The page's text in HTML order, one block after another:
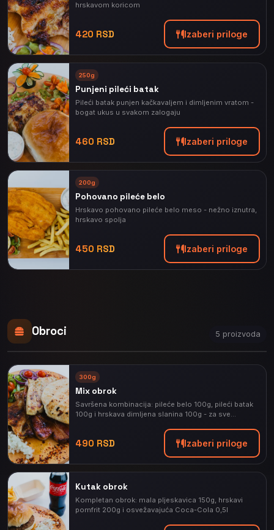
hrskavom koricom
420 RSD Izaberi priloge
250g
Punjeni pileći batak
Pileći batak punjen kačkavaljem i dimljenim vratom -
bogat ukus u svakom zalogaju
460 RSD Izaberi priloge
200g
Pohovano pileće belo
Hrskavo pohovano pileće belo meso - nežno iznutra,
hrskavo spolja
450 RSD Izaberi priloge
Obroci 5 proizvoda
⭐
PREPORUČENO
300g
Mix obrok
Savršena kombinacija: pileće belo 100g, pileći batak
100g i hrskava dimljena slanina 100g - za sve
490 RSD Izaberi priloge
Kutak obrok
Kompletan obrok: mala pljeskavica 150g, hrskavi
pomfrit 200g i osvežavajuća Coca-Cola 0,5l